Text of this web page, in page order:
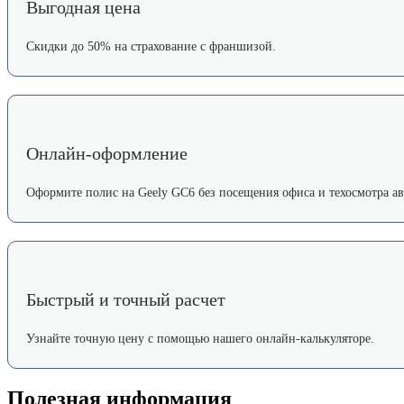
Выгодная цена
Скидки до 50% на страхование с франшизой.
Онлайн-оформление
Оформите полис на Geely GC6 без посещения офиса и техосмотра
Быстрый и точный расчет
Узнайте точную цену с помощью нашего онлайн-калькуляторе.
Полезная информация